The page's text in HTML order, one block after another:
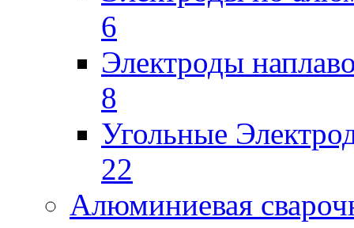
6
Электроды
8
Угольные
22
Алюминиевая